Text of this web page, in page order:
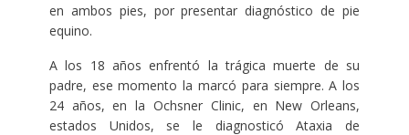
en ambos pies, por presentar diagnóstico de pie
equino.
A los 18 años enfrentó la trágica muerte de su
padre, ese momento la marcó para siempre. A los
24 años, en la Ochsner Clinic, en New Orleans,
estados Unidos, se le diagnosticó Ataxia de